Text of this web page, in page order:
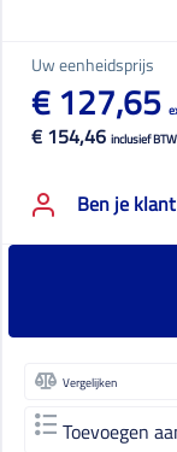
Uw eenheidsprijs
€ 154,46 inclusief BTW
€ 127,65
Ben je
Vergelijken
Toevoegen